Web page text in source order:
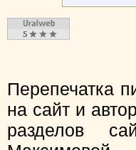
Перепечатка
на сайт и
разделов